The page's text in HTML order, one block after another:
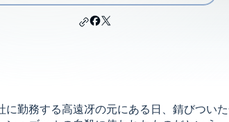
に勤務する高遠冴の元にある日、錆びつい